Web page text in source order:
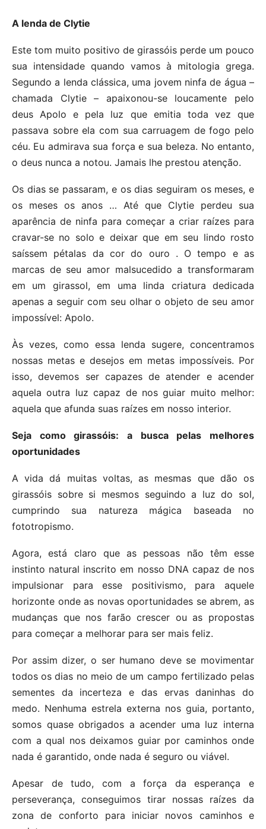
A lenda de Clytie
Este tom muito positivo de girassóis perde um pouco
sua intensidade quando vamos à mitologia grega.
Segundo a lenda clássica, uma jovem ninfa de água –
chamada Clytie – apaixonou-se loucamente pelo
deus Apolo e pela luz que emitia toda vez que
passava sobre ela com sua carruagem de fogo pelo
céu. Eu admirava sua força e sua beleza. No entanto,
o deus nunca a notou. Jamais lhe prestou atenção.
Os dias se passaram, e os dias seguiram os meses, e
os meses os anos … Até que Clytie perdeu sua
aparência de ninfa para começar a criar raízes para
cravar-se no solo e deixar que em seu lindo rosto
saíssem pétalas da cor do ouro . O tempo e as
marcas de seu amor malsucedido a transformaram
em um girassol, em uma linda criatura dedicada
apenas a seguir com seu olhar o objeto de seu amor
impossível: Apolo.
Às vezes, como essa lenda sugere, concentramos
nossas metas e desejos em metas impossíveis. Por
isso, devemos ser capazes de atender e acender
aquela outra luz capaz de nos guiar muito melhor:
aquela que afunda suas raízes em nosso interior.
Seja como girassóis: a busca pelas melhores
oportunidades
A vida dá muitas voltas, as mesmas que dão os
girassóis sobre si mesmos seguindo a luz do sol,
cumprindo sua natureza mágica baseada no
fototropismo.
Agora, está claro que as pessoas não têm esse
instinto natural inscrito em nosso DNA capaz de nos
impulsionar para esse positivismo, para aquele
horizonte onde as novas oportunidades se abrem, as
mudanças que nos farão crescer ou as propostas
para começar a melhorar para ser mais feliz.
Por assim dizer, o ser humano deve se movimentar
todos os dias no meio de um campo fertilizado pelas
sementes da incerteza e das ervas daninhas do
medo. Nenhuma estrela externa nos guia, portanto,
somos quase obrigados a acender uma luz interna
com a qual nos deixamos guiar por caminhos onde
nada é garantido, onde nada é seguro ou viável.
Apesar de tudo, com a força da esperança e
perseverança, conseguimos tirar nossas raízes da
zona de conforto para iniciar novos caminhos e